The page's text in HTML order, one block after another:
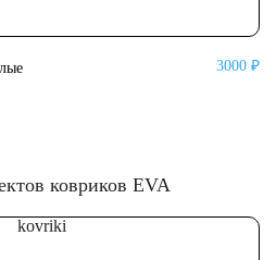
3000 ₽
ковриков EVA